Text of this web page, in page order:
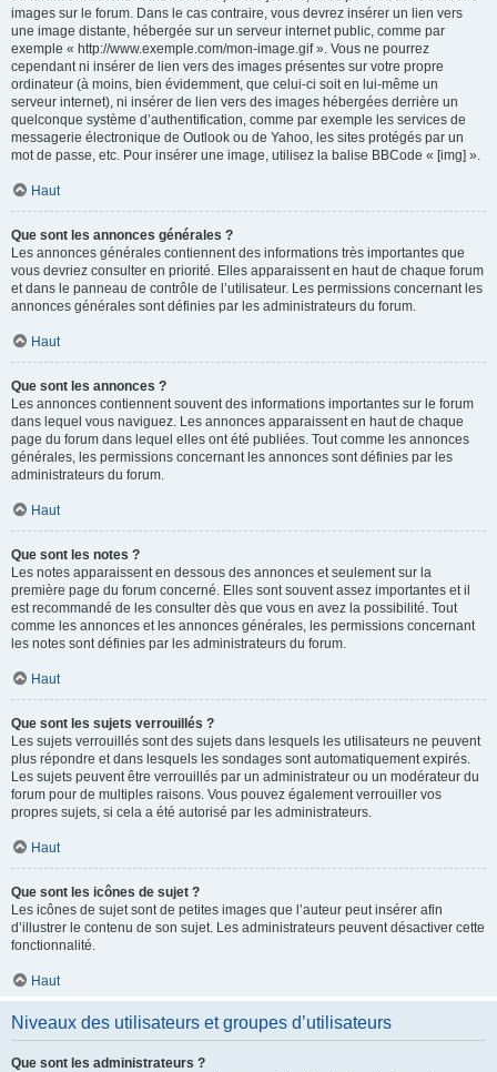
images sur le forum. Dans le cas contraire, vous devrez insérer un lien vers
une image distante, hébergée sur un serveur internet public, comme par
exemple « http://www.exemple.com/mon-image.gif ». Vous ne pourrez
cependant ni insérer de lien vers des images présentes sur votre propre
ordinateur (à moins, bien évidemment, que celui-ci soit en lui-même un
serveur internet), ni insérer de lien vers des images hébergées derrière un
quelconque système d’authentification, comme par exemple les services de
messagerie électronique de Outlook ou de Yahoo, les sites protégés par un
mot de passe, etc. Pour insérer une image, utilisez la balise BBCode « [img] ».
Haut
Que sont les annonces générales ?
Les annonces générales contiennent des informations très importantes que
vous devriez consulter en priorité. Elles apparaissent en haut de chaque forum
et dans le panneau de contrôle de l’utilisateur. Les permissions concernant les
annonces générales sont définies par les administrateurs du forum.
Haut
Que sont les annonces ?
Les annonces contiennent souvent des informations importantes sur le forum
dans lequel vous naviguez. Les annonces apparaissent en haut de chaque
page du forum dans lequel elles ont été publiées. Tout comme les annonces
générales, les permissions concernant les annonces sont définies par les
administrateurs du forum.
Haut
Que sont les notes ?
Les notes apparaissent en dessous des annonces et seulement sur la
première page du forum concerné. Elles sont souvent assez importantes et il
est recommandé de les consulter dès que vous en avez la possibilité. Tout
comme les annonces et les annonces générales, les permissions concernant
les notes sont définies par les administrateurs du forum.
Haut
Que sont les sujets verrouillés ?
Les sujets verrouillés sont des sujets dans lesquels les utilisateurs ne peuvent
plus répondre et dans lesquels les sondages sont automatiquement expirés.
Les sujets peuvent être verrouillés par un administrateur ou un modérateur du
forum pour de multiples raisons. Vous pouvez également verrouiller vos
propres sujets, si cela a été autorisé par les administrateurs.
Haut
Que sont les icônes de sujet ?
Les icônes de sujet sont de petites images que l’auteur peut insérer afin
d’illustrer le contenu de son sujet. Les administrateurs peuvent désactiver cette
fonctionnalité.
Haut
Niveaux des utilisateurs et groupes d’utilisateurs
Que sont les administrateurs ?